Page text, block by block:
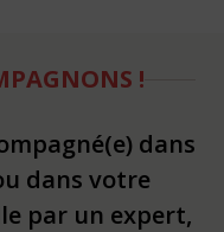
!
dans
dans votre
par un expert,